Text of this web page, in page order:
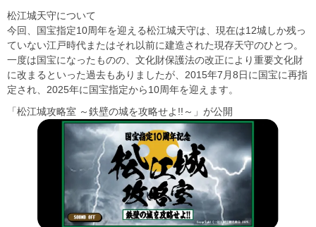
松江城天守について
今回、国宝指定10周年を迎える松江城天守は、現在は12城しか残っ
ていない江戸時代またはそれ以前に建造された現存天守のひとつ。
一度は国宝になったものの、文化財保護法の改正により重要文化財
に改まるといった過去もありましたが、2015年7月8日に国宝に再指
定され、2025年に国宝指定から10周年を迎えます。
「松江城攻略室 ～鉄壁の城を攻略せよ!!～」が公開